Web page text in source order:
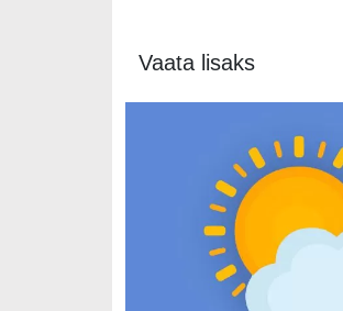
Vaata lisaks